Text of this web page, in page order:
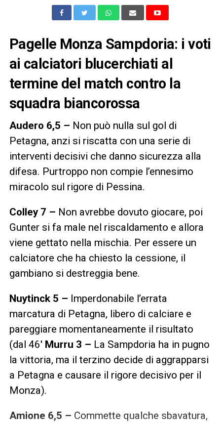
Pagelle Monza Sampdoria: i voti
ai calciatori blucerchiati al
termine del match contro la
squadra biancorossa
Audero 6,5 – Non può nulla sul gol di
Petagna, anzi si riscatta con una serie di
interventi decisivi che danno sicurezza alla
difesa. Purtroppo non compie l’ennesimo
miracolo sul rigore di Pessina.
Colley 7 – Non avrebbe dovuto giocare, poi
Gunter si fa male nel riscaldamento e allora
viene gettato nella mischia. Per essere un
calciatore che ha chiesto la cessione, il
gambiano si destreggia bene.
Nuytinck 5 – Imperdonabile l’errata
marcatura di Petagna, libero di calciare e
pareggiare momentaneamente il risultato
(dal 46′ Murru 3 – La Sampdoria ha in pugno
la vittoria, ma il terzino decide di aggrapparsi
a Petagna e causare il rigore decisivo per il
Monza).
Amione 6,5 – Commette qualche sbavatura,